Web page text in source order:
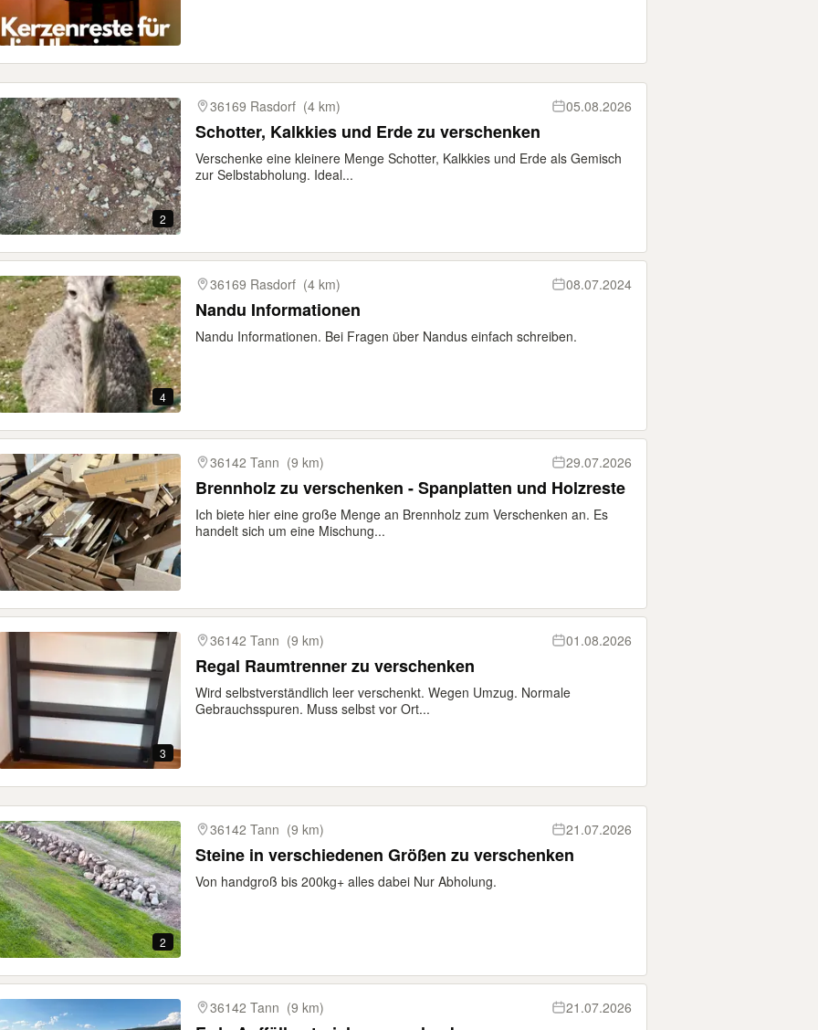
2
36169 Rasdorf (4 km) 05.08.2026
Schotter, Kalkkies und Erde zu verschenken
Verschenke eine kleinere Menge Schotter, Kalkkies und Erde als Gemisch
zur Selbstabholung. Ideal...
4
36169 Rasdorf (4 km) 08.07.2024
Nandu Informationen
Nandu Informationen. Bei Fragen über Nandus einfach schreiben.
36142 Tann (9 km) 29.07.2026
Brennholz zu verschenken - Spanplatten und Holzreste
Ich biete hier eine große Menge an Brennholz zum Verschenken an. Es
handelt sich um eine Mischung...
3
36142 Tann (9 km) 01.08.2026
Regal Raumtrenner zu verschenken
Wird selbstverständlich leer verschenkt. Wegen Umzug. Normale
Gebrauchsspuren. Muss selbst vor Ort...
2
36142 Tann (9 km) 21.07.2026
Steine in verschiedenen Größen zu verschenken
Von handgroß bis 200kg+ alles dabei Nur Abholung.
36142 Tann (9 km) 21.07.2026